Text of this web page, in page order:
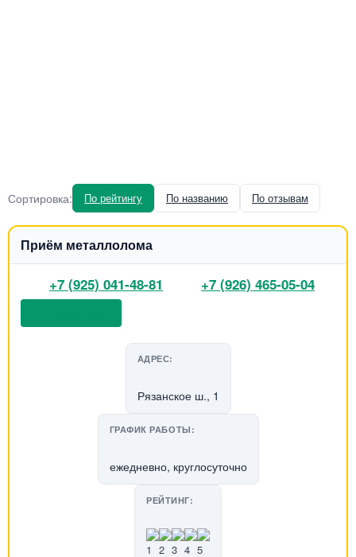
Сортировка: По рейтингу По названию По отзывам
Приём металлолома
+7 (925) 041-48-81 +7 (926) 465-05-04
АДРЕС:
Рязанское ш., 1
ГРАФИК РАБОТЫ:
ежедневно, круглосуточно
РЕЙТИНГ: